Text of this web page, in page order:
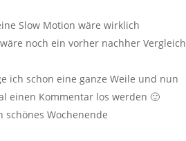
Slow Motion wäre wirklich
noch ein vorher nachher Vergleich
ich schon eine ganze Weile und nun
einen Kommentar los werden 🙂
schönes Wochenende